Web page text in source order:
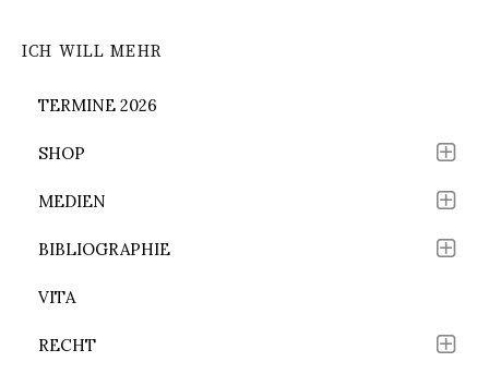
ICH WILL MEHR
TERMINE 2026
SHOP
MEDIEN
BIBLIOGRAPHIE
VITA
RECHT